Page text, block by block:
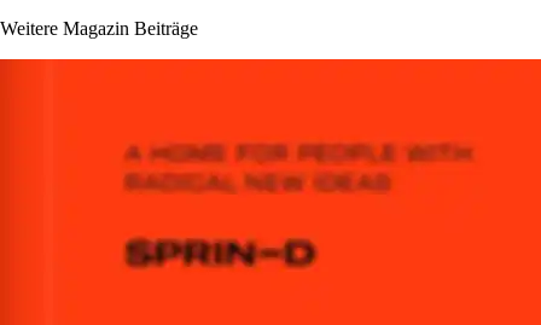
Weitere Magazin Beiträge